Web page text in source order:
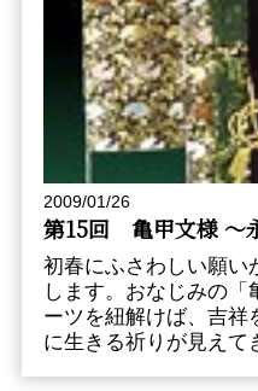
2009/01/26
第15回 亀甲文様 〜
初春にふさわしい願い
します。おなじみの
ーツを紐解けば、吉祥
に生きる祈りが見えて